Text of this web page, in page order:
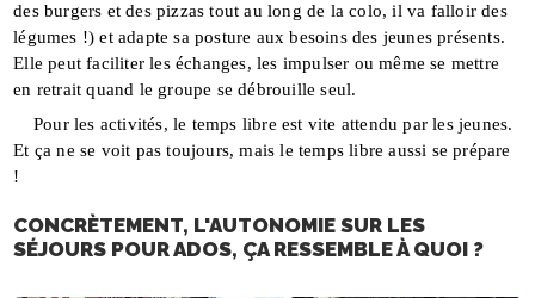
des burgers et des pizzas tout au long de la colo, il va falloir des
légumes !) et adapte sa posture aux besoins des jeunes présents.
Elle peut faciliter les échanges, les impulser ou même se mettre
en retrait quand le groupe se débrouille seul.
Pour les activités, le temps libre est vite attendu par les jeunes.
Et ça ne se voit pas toujours, mais le temps libre aussi se prépare
!
CONCRÈTEMENT, L'AUTONOMIE SUR LES
SÉJOURS POUR ADOS, ÇA RESSEMBLE À QUOI ?